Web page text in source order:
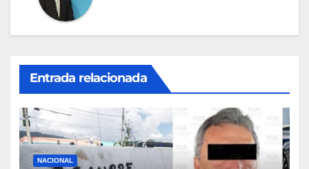
Entrada relacionada
NACIONAL